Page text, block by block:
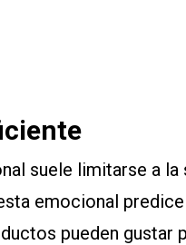
suele limitarse a
emocional
pueden gustar